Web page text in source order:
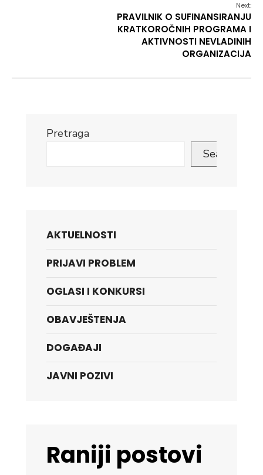
Next:
PRAVILNIK O SUFINANSIRANJU
KRATKOROČNIH PROGRAMA I
AKTIVNOSTI NEVLADINIH
ORGANIZACIJA
Pretraga
Search
AKTUELNOSTI
PRIJAVI PROBLEM
OGLASI I KONKURSI
OBAVJEŠTENJA
DOGAĐAJI
JAVNI POZIVI
Raniji postovi